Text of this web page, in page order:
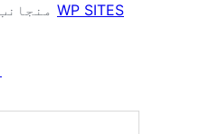
WP SITES